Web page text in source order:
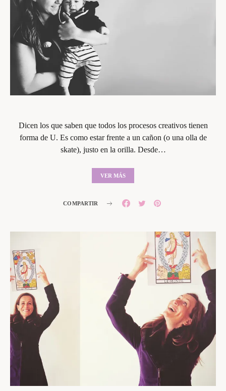
Dicen los que saben que todos los procesos creativos tienen
forma de U. Es como estar frente a un cañon (o una olla de
skate), justo en la orilla. Desde…
VER MÁS
COMPARTIR